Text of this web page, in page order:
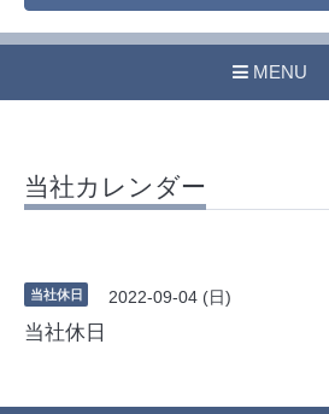
MENU
当社カレンダー
当社休日 2022-09-04 (日)
当社休日